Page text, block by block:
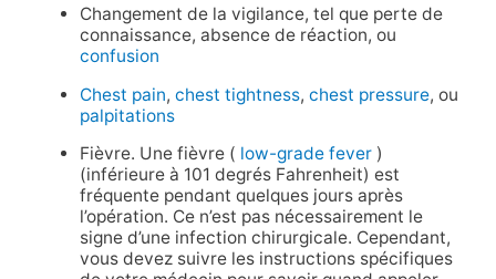
Changement de la vigilance, tel que perte de
connaissance, absence de réaction, ou
confusion
Chest pain, chest tightness, chest pressure, ou
palpitations
Fièvre. Une fièvre ( low-grade fever)
(inférieure à 101 degrés Fahrenheit) est
fréquente pendant quelques jours après
l’opération. Ce n’est pas nécessairement le
signe d’une infection chirurgicale. Cependant,
vous devez suivre les instructions spécifiques